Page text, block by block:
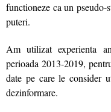
functioneze ca un
puteri.
Am utilizat experienta
perioada 2013-2019,
date pe care le consider
dezinformare.